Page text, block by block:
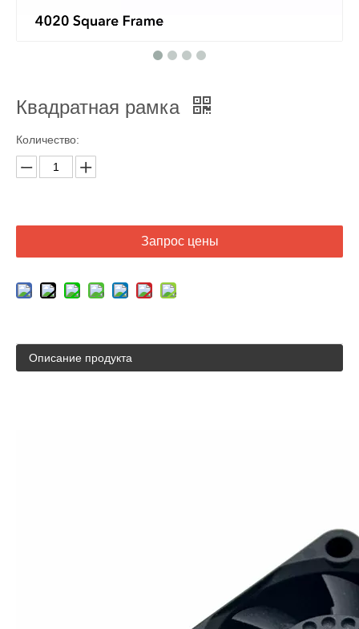
Квадратная рамка
Количество:
Запрос цены
Описание продукта